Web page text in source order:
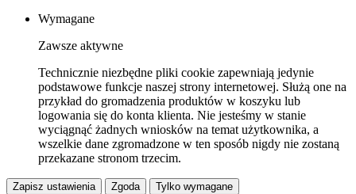
Wymagane
Zawsze aktywne
Technicznie niezbędne pliki cookie zapewniają jedynie
podstawowe funkcje naszej strony internetowej. Służą one na
przykład do gromadzenia produktów w koszyku lub
logowania się do konta klienta. Nie jesteśmy w stanie
wyciągnąć żadnych wniosków na temat użytkownika, a
wszelkie dane zgromadzone w ten sposób nigdy nie zostaną
przekazane stronom trzecim.
Zapisz ustawienia Zgoda Tylko wymagane